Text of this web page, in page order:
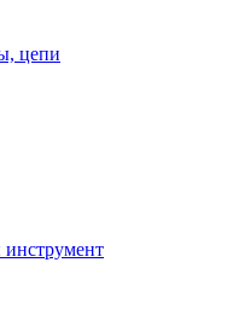
цепи